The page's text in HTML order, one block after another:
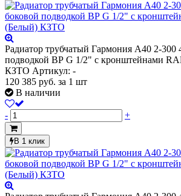
Радиатор трубчатый Гармония А40 2-300
подводкой ВР G 1/2" с кронштейнами
КЗТО Артикул: -
120 385 руб. за 1 шт
В наличии
- +
В 1 клик